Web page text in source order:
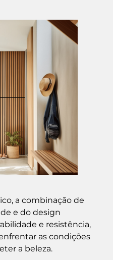
a combinação de
e do design
e resistência,
as condições
a beleza.